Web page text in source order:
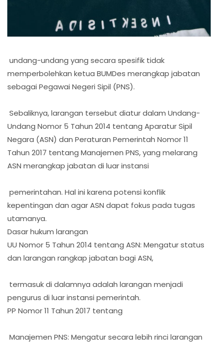
undang-undang yang secara spesifik tidak
memperbolehkan ketua BUMDes merangkap jabatan
sebagai Pegawai Negeri Sipil (PNS).
Sebaliknya, larangan tersebut diatur dalam Undang-
Undang Nomor 5 Tahun 2014 tentang Aparatur Sipil
Negara (ASN) dan Peraturan Pemerintah Nomor 11
Tahun 2017 tentang Manajemen PNS, yang melarang
ASN merangkap jabatan di luar instansi
pemerintahan. Hal ini karena potensi konflik
kepentingan dan agar ASN dapat fokus pada tugas
utamanya.
Dasar hukum larangan
UU Nomor 5 Tahun 2014 tentang ASN: Mengatur status
dan larangan rangkap jabatan bagi ASN,
termasuk di dalamnya adalah larangan menjadi
pengurus di luar instansi pemerintah.
PP Nomor 11 Tahun 2017 tentang
Manajemen PNS: Mengatur secara lebih rinci larangan